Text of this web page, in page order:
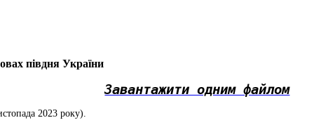
півдня України
Завантажити одним файлом
2023 року).